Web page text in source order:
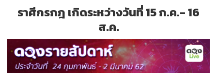
ราศีกรกฎ เกิดระหว่างวันที่ 15 ก.ค.- 16
ส.ค.